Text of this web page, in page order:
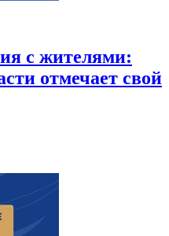
с жителями:
отмечает свой